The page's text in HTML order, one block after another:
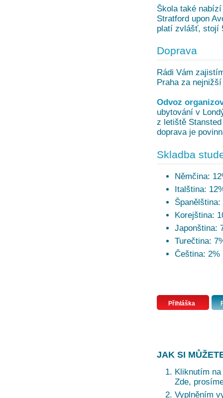
Škola také
Stratford upon
platí zvlášť, stojí
Doprava
Rádi Vám
Praha za
Odvoz
ubytování v
z letiště
doprava je
Skladba
Němčina:
Italština:
Španělština:
Korejština:
Japonština:
Turečtina:
Čeština: 2%
Přihláška
JAK SI
Kliknutím
Zde,
Vyplněním